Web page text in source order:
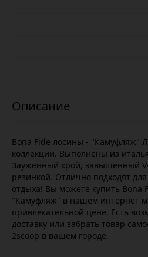
Bona Fide лосины - "Камуфляж"
коллекции. Выполнены из
Зауженный крой, завышенный
резинкой. Отлично подходят
отдыха! Вы можете купить Bona
"Камуфляж" в нашем интернет
привлекательной цене. Есть
доставку или забрать товар
2scoop в вашем городе.